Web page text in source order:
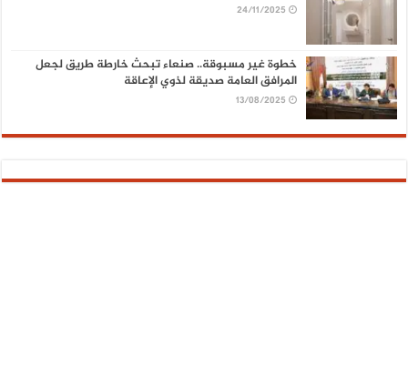
24/11/2025
خطوة غير مسبوقة.. صنعاء تبحث خارطة طريق لجعل
المرافق العامة صديقة لذوي الإعاقة
13/08/2025